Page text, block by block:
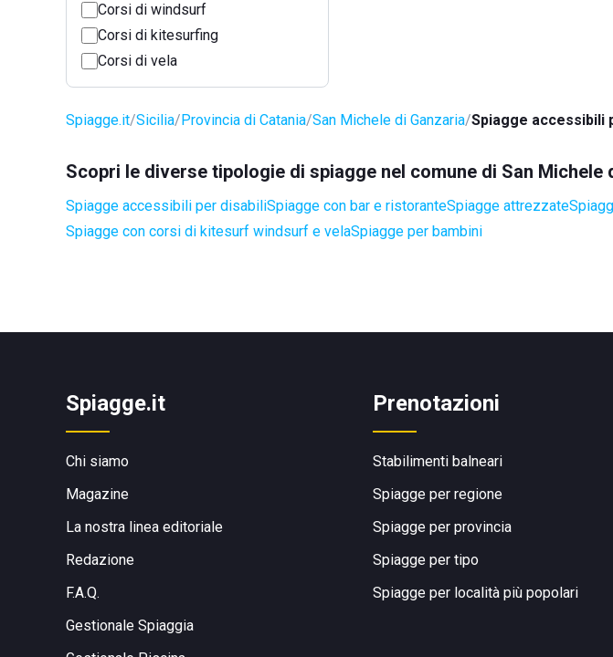
Corsi di windsurf
Corsi di kitesurfing
Corsi di vela
Spiagge.it Sicilia Provincia di Catania San Michele di Ganzaria Spiagge accessibili
Scopri le diverse tipologie di spiagge nel comune di San Michele
Spiagge accessibili per disabiliSpiagge con bar e ristoranteSpiagge attrezzate
Spiagge con corsi di kitesurf windsurf e velaSpiagge per bambini
Spiagge.it
Chi siamo
Magazine
La nostra linea editoriale
Redazione
F.A.Q.
Gestionale Spiaggia
Prenotazioni
Stabilimenti balneari
Spiagge per regione
Spiagge per provincia
Spiagge per tipo
Spiagge per località più popolari